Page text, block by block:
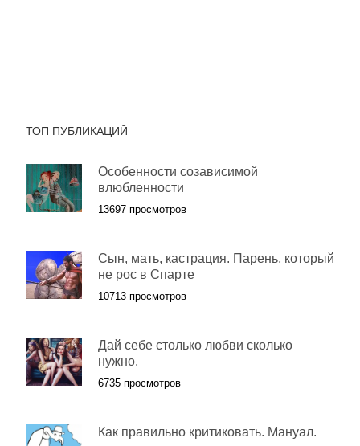
ТОП ПУБЛИКАЦИЙ
Особенности созависимой
влюбленности
13697 просмотров
Сын, мать, кастрация. Парень, который
не рос в Спарте
10713 просмотров
Дай себе столько любви сколько
нужно.
6735 просмотров
Как правильно критиковать. Мануал.